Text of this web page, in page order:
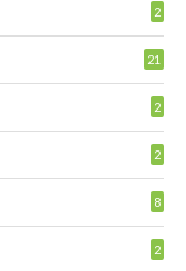
2
21
2
2
8
2